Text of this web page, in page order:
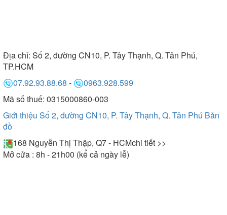
Địa chỉ: Số 2, đường CN10, P. Tây Thạnh, Q. Tân Phú,
TP.HCM
07.92.93.88.68 -
0963.928.599
Mã số thuế: 0315000860-003
Giới thiệu Số 2, đường CN10, P. Tây Thạnh, Q. Tân Phú Bản
đồ
168 Nguyễn Thị Thập, Q7 - HCMchi tiết >>
Mở cửa : 8h - 21h00 (kể cả ngày lễ)